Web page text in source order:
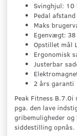
Svinghjul: 10
Pedal
Maks
Egenvægt: 38
Opstillet mål
Ergonomisk
Justerbar
2 års garanti
Peak Fitness
pga. den lave
gribemuligheder
siddestilling opnås.